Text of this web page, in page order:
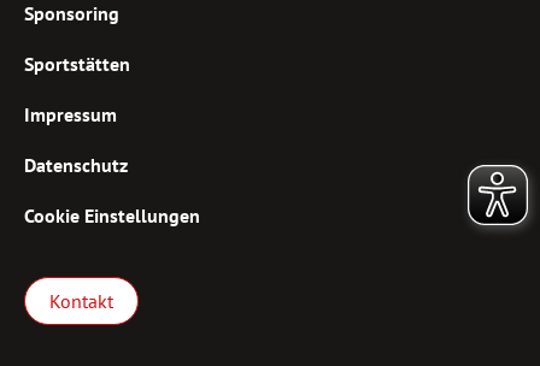
Sponsoring
Sportstätten
Impressum
Datenschutz
Cookie Einstellungen
Kontakt